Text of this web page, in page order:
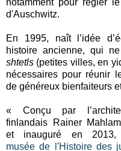
d'Auschwitz.
En 1995, naît l’idée
histoire ancienne, qui
shtetls (petites villes, en
nécessaires pour réunir
de généreux bienfaiteurs
« Conçu par
finlandais Rainer
et inauguré en
musée de l'Histoire des